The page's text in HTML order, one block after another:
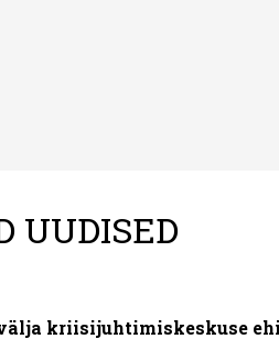
UUDISED
kriisijuhtimiskeskuse